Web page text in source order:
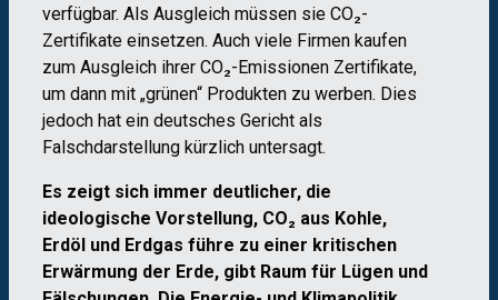
verfügbar. Als Ausgleich müssen sie CO₂-
Zertifikate einsetzen. Auch viele Firmen kaufen
zum Ausgleich ihrer CO₂-Emissionen Zertifikate,
um dann mit „grünen“ Produkten zu werben. Dies
jedoch hat ein deutsches Gericht als
Falschdarstellung kürzlich untersagt.
Es zeigt sich immer deutlicher, die
ideologische Vorstellung, CO₂ aus Kohle,
Erdöl und Erdgas führe zu einer kritischen
Erwärmung der Erde, gibt Raum für Lügen und